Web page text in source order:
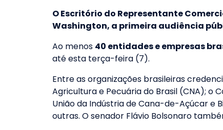
O Escritório do Representante
Washington, a primeira audiência
Ao menos 40 entidades e empresas
até esta terça-feira (7).
Entre as organizações brasileiras
Agricultura e Pecuária do Brasil (CNA); o
União da Indústria de Cana-de-Açúcar e
outras. O senador Flávio Bolsonaro